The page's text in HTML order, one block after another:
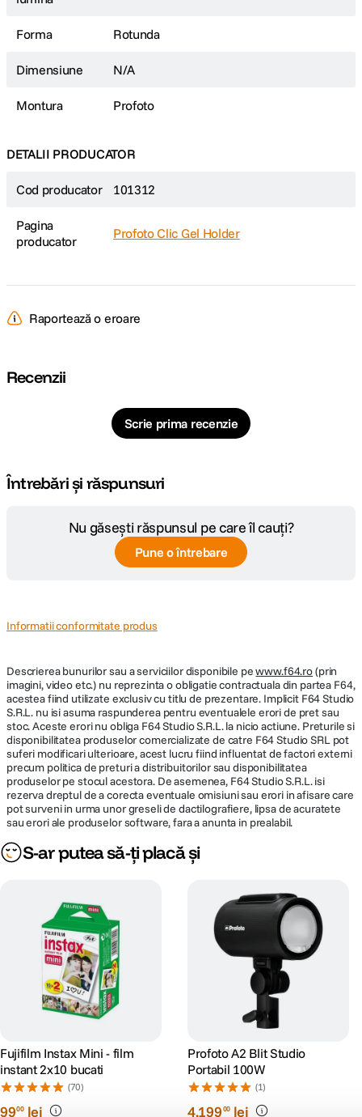
Forma Rotunda
Dimensiune N/A
Montura Profoto
DETALII PRODUCATOR
Cod producator 101312
Pagina
producator
Profoto Clic Gel Holder
Raportează o eroare
Recenzii
Scrie prima recenzie
Întrebări și răspunsuri
Nu găsești răspunsul pe care îl cauți?
Pune o întrebare
Informatii conformitate produs
Descrierea bunurilor sau a serviciilor disponibile pewww.f64.ro(prin
imagini, video etc.) nu reprezinta o obligatie contractuala din partea F64,
acestea fiind utilizate exclusiv cu titlu de prezentare. Implicit F64 Studio
S.R.L. nu isi asuma raspunderea pentru eventualele erori de pret sau
stoc. Aceste erori nu obliga F64 Studio S.R.L. la nicio actiune. Preturile si
disponibilitatea produselor comercializate de catre F64 Studio SRL pot
suferi modificari ulterioare, acest lucru fiind influentat de factori externi
precum politica de preturi a distribuitorilor sau disponibilitatea
produselor pe stocul acestora. De asemenea, F64 Studio S.R.L. isi
rezerva dreptul de a corecta eventuale omisiuni sau erori in afisare care
pot surveni in urma unor greseli de dactilografiere, lipsa de acuratete
sau erori ale produselor software, fara a anunta in prealabil.
S-ar putea să-ți placă și
Fujifilm Instax Mini - film
instant 2x10 bucati
(70)
9900 lei
Profoto A2 Blit Studio
Portabil 100W
(1)
4.19900 lei